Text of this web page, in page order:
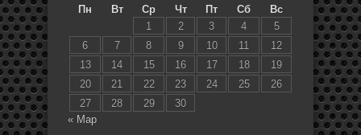
Пн
Вт Ср Чт Пт Сб
Вс
1
2 3 4
5
6
7 8 9 10 11
12
13
14 15 16 17 18
19
20
21 22 23 24 25
26
27
28 29
30
« Мар